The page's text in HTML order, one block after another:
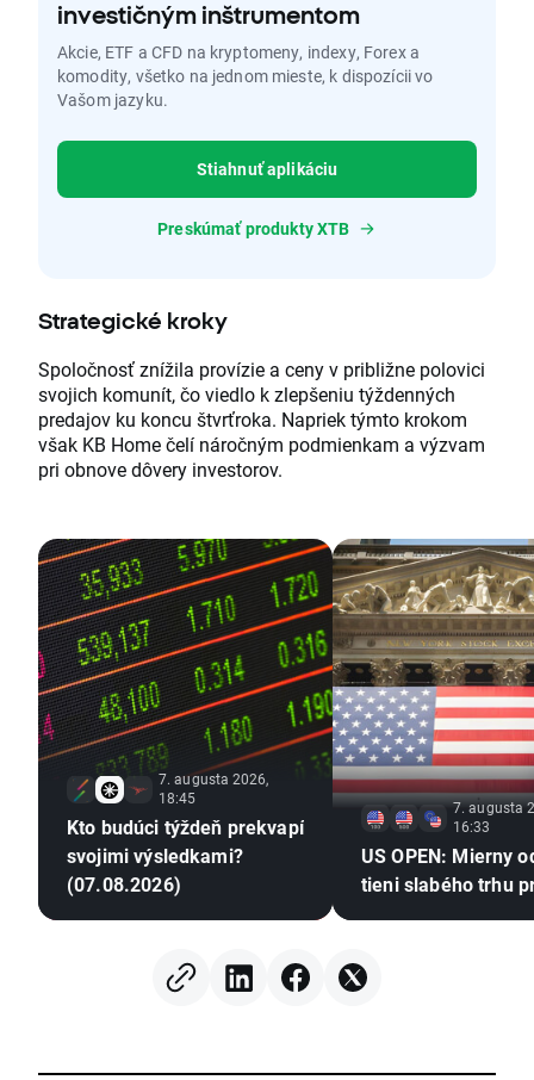
investičným inštrumentom
Akcie, ETF a CFD na kryptomeny, indexy, Forex a
komodity, všetko na jednom mieste, k dispozícii vo
Vašom jazyku.
Stiahnuť aplikáciu
Preskúmať produkty XTB
Strategické kroky
Spoločnosť znížila provízie a ceny v približne polovici
svojich komunít, čo viedlo k zlepšeniu týždenných
predajov ku koncu štvrťroka. Napriek týmto krokom
však KB Home čelí náročným podmienkam a výzvam
pri obnove dôvery investorov.
7. augusta 2026,
18:45
Kto budúci týždeň prekvapí
svojimi výsledkami?
(07.08.2026)
7. augusta
16:33
US OPEN: Mierny
tieni slabého trhu